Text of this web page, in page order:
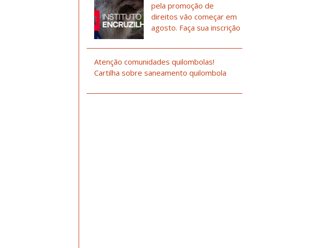
pela promoção de
direitos vão começar em
agosto. Faça sua inscrição
Atenção comunidades quilombolas!
Cartilha sobre saneamento quilombola